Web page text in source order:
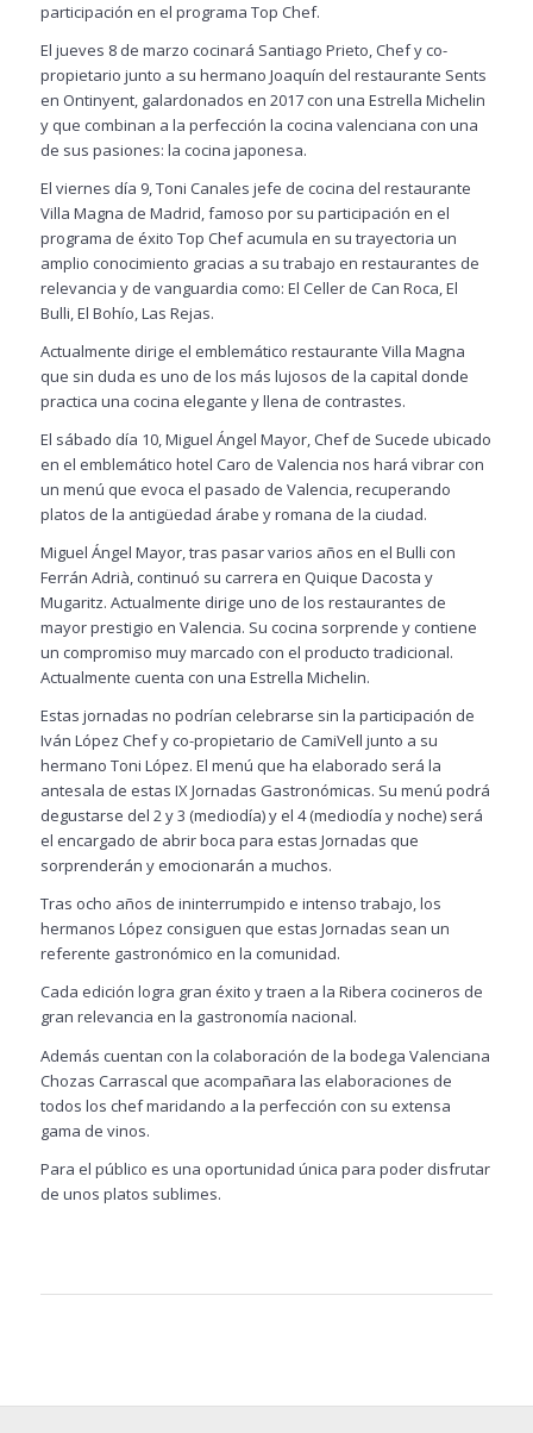
participación en el programa Top Chef.
El jueves 8 de marzo cocinará Santiago Prieto, Chef y co-
propietario junto a su hermano Joaquín del restaurante Sents
en Ontinyent, galardonados en 2017 con una Estrella Michelin
y que combinan a la perfección la cocina valenciana con una
de sus pasiones: la cocina japonesa.
El viernes día 9, Toni Canales jefe de cocina del restaurante
Villa Magna de Madrid, famoso por su participación en el
programa de éxito Top Chef acumula en su trayectoria un
amplio conocimiento gracias a su trabajo en restaurantes de
relevancia y de vanguardia como: El Celler de Can Roca, El
Bulli, El Bohío, Las Rejas.
Actualmente dirige el emblemático restaurante Villa Magna
que sin duda es uno de los más lujosos de la capital donde
practica una cocina elegante y llena de contrastes.
El sábado día 10, Miguel Ángel Mayor, Chef de Sucede ubicado
en el emblemático hotel Caro de Valencia nos hará vibrar con
un menú que evoca el pasado de Valencia, recuperando
platos de la antigüedad árabe y romana de la ciudad.
Miguel Ángel Mayor, tras pasar varios años en el Bulli con
Ferrán Adrià, continuó su carrera en Quique Dacosta y
Mugaritz. Actualmente dirige uno de los restaurantes de
mayor prestigio en Valencia. Su cocina sorprende y contiene
un compromiso muy marcado con el producto tradicional.
Actualmente cuenta con una Estrella Michelin.
Estas jornadas no podrían celebrarse sin la participación de
Iván López Chef y co-propietario de CamiVell junto a su
hermano Toni López. El menú que ha elaborado será la
antesala de estas IX Jornadas Gastronómicas. Su menú podrá
degustarse del 2 y 3 (mediodía) y el 4 (mediodía y noche) será
el encargado de abrir boca para estas Jornadas que
sorprenderán y emocionarán a muchos.
Tras ocho años de ininterrumpido e intenso trabajo, los
hermanos López consiguen que estas Jornadas sean un
referente gastronómico en la comunidad.
Cada edición logra gran éxito y traen a la Ribera cocineros de
gran relevancia en la gastronomía nacional.
Además cuentan con la colaboración de la bodega Valenciana
Chozas Carrascal que acompañara las elaboraciones de
todos los chef maridando a la perfección con su extensa
gama de vinos.
Para el público es una oportunidad única para poder disfrutar
de unos platos sublimes.